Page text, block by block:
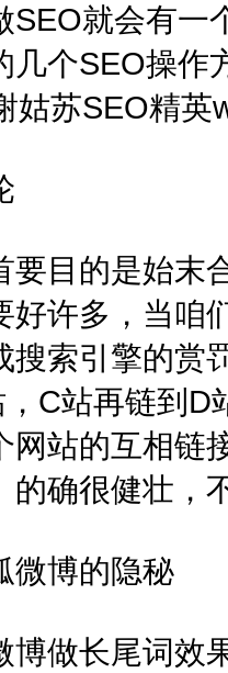
SEO就会有一
几个SEO操作
姑苏SEO精英
目的是始末合
好许多，当咱
搜索引擎的赏
C站再链到D
网站的互相链
的确很健壮，
博的隐秘
长尾词效果